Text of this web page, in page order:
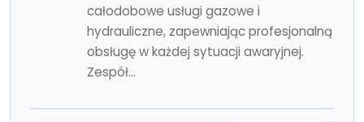
całodobowe usługi gazowe i
hydrauliczne, zapewniając profesjonalną
obsługę w każdej sytuacji awaryjnej.
Zespół...